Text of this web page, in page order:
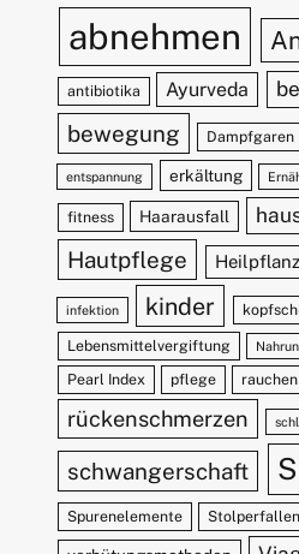
abnehmen
antibiotika Ayurveda
bewegung Dampfgaren
entspannung erkältung
fitness Haarausfall
Hautpflege
infektion kinder
Lebensmittelvergiftung
Pearl Index pflege rauchen
rückenschmerzen
schwangerschaft
Spurenelemente Stolperfallen